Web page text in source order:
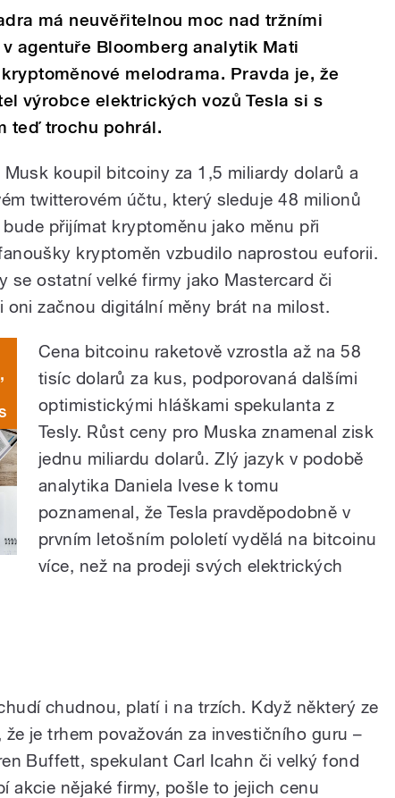
má neuvěřitelnou moc nad tržními
agentuře Bloomberg analytik Mati
melodrama. Pravda je, že
výrobce elektrických vozů Tesla si s
teď trochu pohrál.
koupil bitcoiny za 1,5 miliardy dolarů a
twitterovém účtu, který sleduje 48 milionů
bude přijímat kryptoměnu jako měnu při
kryptoměn vzbudilo naprostou euforii.
se ostatní velké firmy jako Mastercard či
oni začnou digitální měny brát na milost.
Cena bitcoinu raketově vzrostla až na 58
tisíc dolarů za kus, podporovaná dalšími
optimistickými hláškami spekulanta z
Tesly. Růst ceny pro Muska znamenal zisk
jednu miliardu dolarů. Zlý jazyk v podobě
analytika Daniela Ivese k tomu
poznamenal, že Tesla pravděpodobně v
prvním letošním pololetí vydělá na bitcoinu
více, než na prodeji svých elektrických
chudnou, platí i na trzích. Když některý ze
je trhem považován za investičního guru –
Buffett, spekulant Carl Icahn či velký fond
akcie nějaké firmy, pošle to jejich cenu